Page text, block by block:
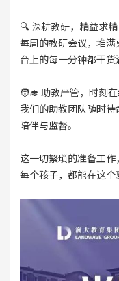
🔍 深耕教研，精益求
每周的教研会议，堆
台上的每一分钟都干货
🧑‍🎓 助教严管，时刻
我们的助教团队随时
陪伴与监督。
这一切繁琐的准备工
每个孩子，都能在这